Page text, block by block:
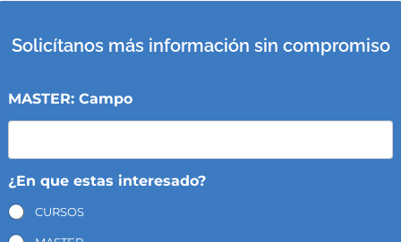
Solicítanos más información sin compromiso
MASTER: Campo
¿En que estas interesado?
CURSOS